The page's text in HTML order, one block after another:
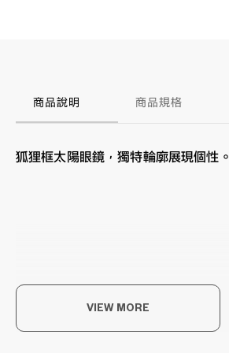
商品說明 商品規格
狐狸框太陽眼鏡，獨特輪廓展現個性。
VIEW MORE